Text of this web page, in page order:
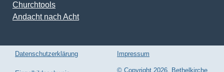
Churchtools
Andacht nach Acht
Datenschutzerklärung Impressum
© Copyright 2026, Bethelkirche